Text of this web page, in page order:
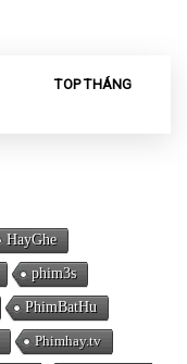
TOP THÁNG
HayGhe
phim3s
PhimBatHu
Phimhay.tv